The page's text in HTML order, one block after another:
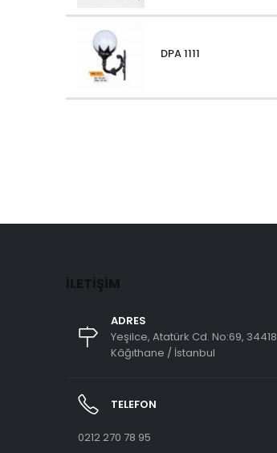
DPA 1111
İLETIŞIM
ADRES
Yeşilce, Atatürk Cd. No:69, 34418
Kâğıthane / İstanbul
TELEFON
0212 270 78 95